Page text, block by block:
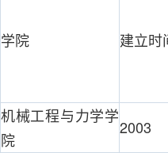
学院 建立时
机械工程与力学学
院
2003